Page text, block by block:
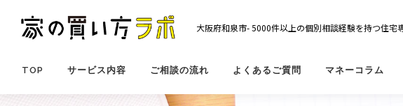
大阪府和泉市- 5000件以上の個別相談経験を持つ住宅
TOP サービス内容 ご相談の流れ よくあるご質問 マネーコラム